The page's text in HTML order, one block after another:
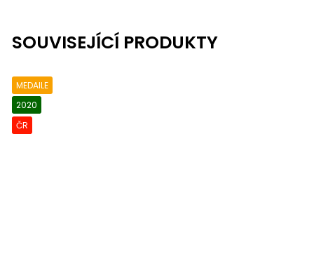
SOUVISEJÍCÍ PRODUKTY
MEDAILE
2020
ČR